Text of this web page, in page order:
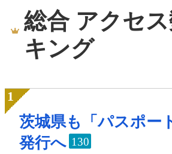
総合 アクセ
キング
茨城県も「パスポー
発行へ 130